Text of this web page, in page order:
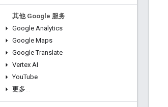
其他 Google 服务
Google Analytics
Google Maps
Google Translate
Vertex AI
YouTube
更多...